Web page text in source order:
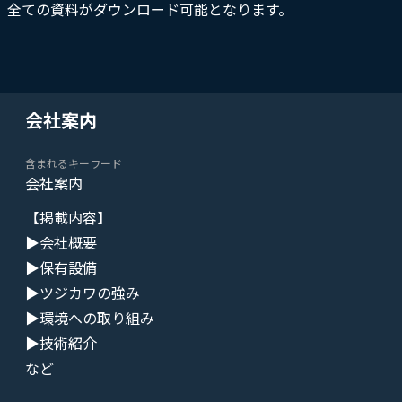
ての資料がダウンロード可能となります。
会社案内
含まれるキーワード
会社案内
【掲載内容】
▶会社概要
▶保有設備
▶ツジカワの強み
▶環境への取り組み
▶技術紹介
など